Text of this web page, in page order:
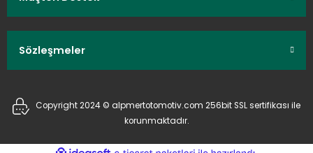
Sözleşmeler
Copyright 2024 © alpmertotomotiv.com 256bit SSL sertifikası ile
korunmaktadır.